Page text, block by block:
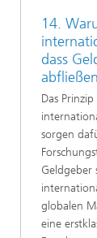
14.
dass
Das
sorgen
Geldgeber
globalen
eine